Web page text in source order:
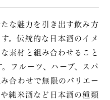
な魅力を引き出す飲み方
。伝統的な日本酒のイメ
素材と組み合わせること
フルーツ、ハーブ、スパ
合わせで無限のバリエー
純米酒など日本酒の種類